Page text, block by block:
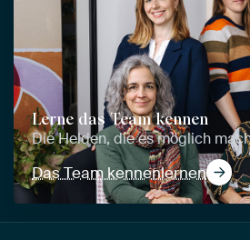
Lerne das Team kennen
Die Helden, die es möglich
Das Team kennenlernen